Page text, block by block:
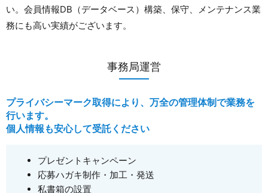
い。会員情報DB（データベース）構築、保守、メンテナンス業
務にも高い実績がございます。
事務局運営
プライバシーマーク取得により、万全の管理体制で業務を
行います。
個人情報も安心して受託ください
プレゼントキャンペーン
応募ハガキ制作・加工・発送
私書箱の設置